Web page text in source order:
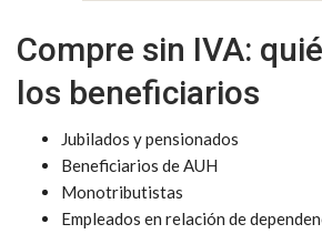
Compre sin IVA:
los beneficiarios
Jubilados y pensionados
Beneficiarios de AUH
Monotributistas
Empleados en relación de